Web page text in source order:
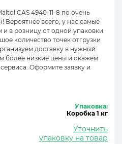
CAS 4940-11-8 по очень
Вероятнее всего, у нас самые
в розницу от одной упаковки.
количество точек отгрузки
доставку в нужный
более низкие цены и окажем
Оформите заявку и
Упаковка:
Коробка 1 кг
Уточнить
упаковку на товар